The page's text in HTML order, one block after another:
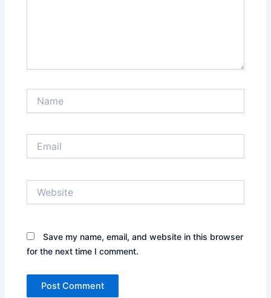
Save my name, email, and website in this browser
for the next time I comment.